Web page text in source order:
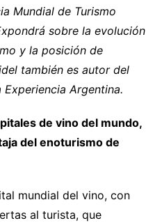
Mundial de Turismo
sobre la evolución
y la posición de
también es autor del
Argentina.
de vino del mundo,
del enoturismo de
mundial del vino, con
al turista, que